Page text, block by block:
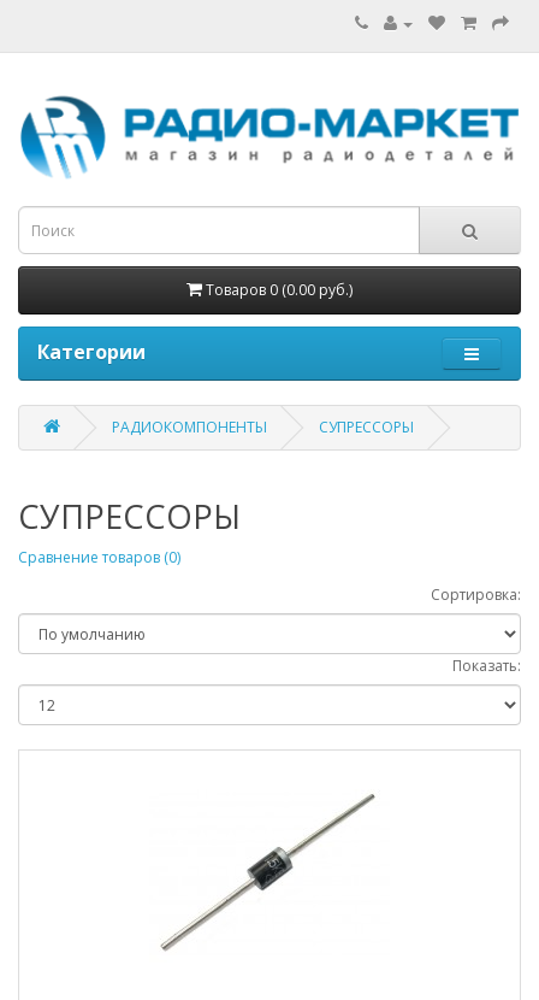
Товаров 0 (0.00 руб.)
Категории
РАДИОКОМПОНЕНТЫ СУПРЕССОРЫ
СУПРЕССОРЫ
Сравнение товаров (0)
Сортировка:
Показать: